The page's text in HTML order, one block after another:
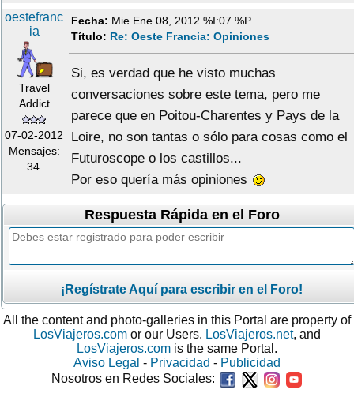
oestefranc
ia
Travel
Addict
07-02-2012
Mensajes:
34
Fecha: Mie Ene 08, 2012 %I:07 %P
Título: Re: Oeste Francia: Opiniones
Si, es verdad que he visto muchas
conversaciones sobre este tema, pero me
parece que en Poitou-Charentes y Pays de la
Loire, no son tantas o sólo para cosas como el
Futuroscope o los castillos...
Por eso quería más opiniones
Respuesta Rápida en el Foro
¡Regístrate Aquí para escribir en el Foro!
All the content and photo-galleries in this Portal are property of
LosViajeros.com or our Users. LosViajeros.net, and
LosViajeros.com is the same Portal.
Aviso Legal - Privacidad - Publicidad
Nosotros en Redes Sociales: